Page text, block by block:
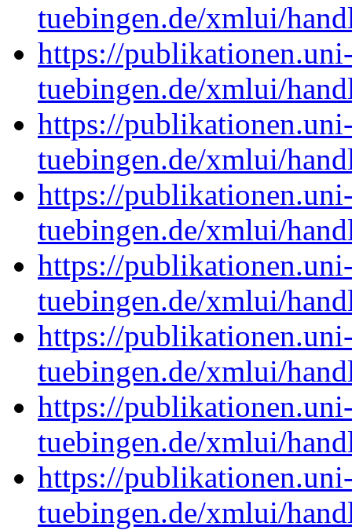
tuebingen.de/xmlui/
https://
tuebingen.de/xmlui/
https://
tuebingen.de/xmlui/
https://
tuebingen.de/xmlui/
https://
tuebingen.de/xmlui/
https://
tuebingen.de/xmlui/
https://
tuebingen.de/xmlui/
https://
tuebingen.de/xmlui/